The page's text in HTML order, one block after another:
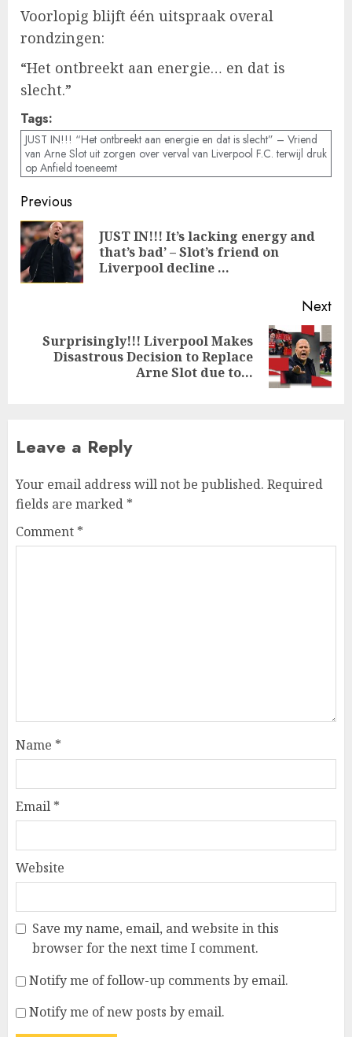
Voorlopig blijft één uitspraak overal
rondzingen:
“Het ontbreekt aan energie… en dat is
slecht.”
Tags:
JUST IN!!! “Het ontbreekt aan energie en dat is slecht” – Vriend
van Arne Slot uit zorgen over verval van Liverpool F.C. terwijl druk
op Anfield toeneemt
Post
navigation
Previous
JUST IN!!! It’s lacking energy and
that’s bad’ – Slot’s friend on
Liverpool decline …
Next
Next
Surprisingly!!! Liverpool Makes
Disastrous Decision to Replace
Arne Slot due to…
Leave a Reply
Your email address will not be published. Required
fields are marked *
Comment *
Name *
Email *
Website
Save my name, email, and website in this
browser for the next time I comment.
Notify me of follow-up comments by email.
Notify me of new posts by email.